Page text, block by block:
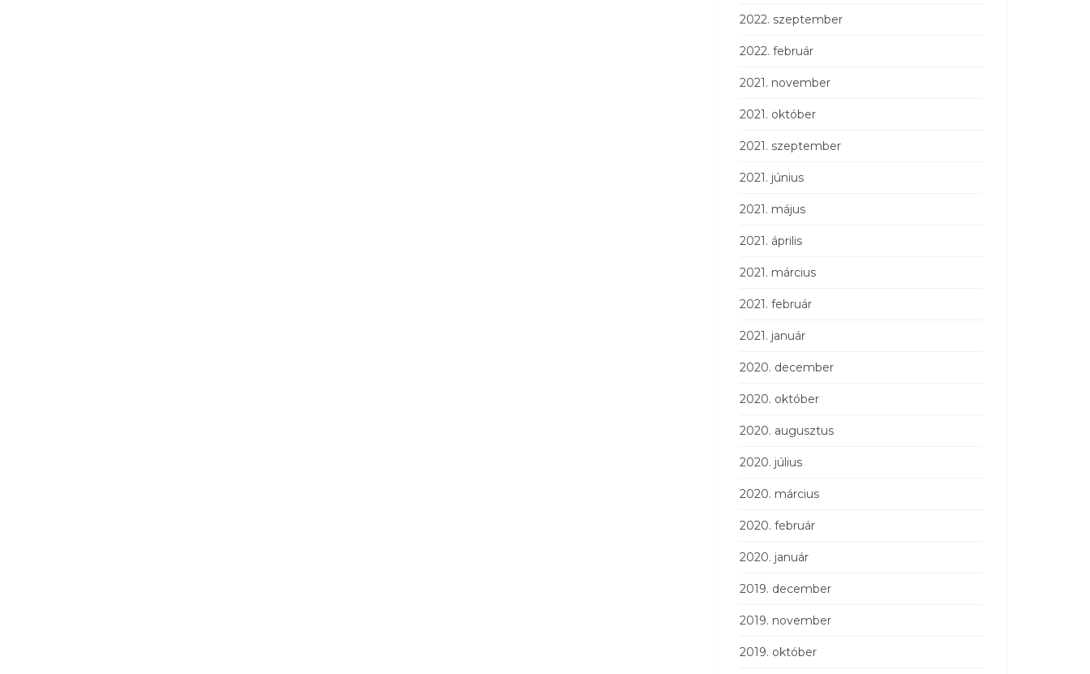
2022. szeptember
2022. február
2021. november
2021. október
2021. szeptember
2021. június
2021. május
2021. április
2021. március
2021. február
2021. január
2020. december
2020. október
2020. augusztus
2020. július
2020. március
2020. február
2020. január
2019. december
2019. november
2019. október